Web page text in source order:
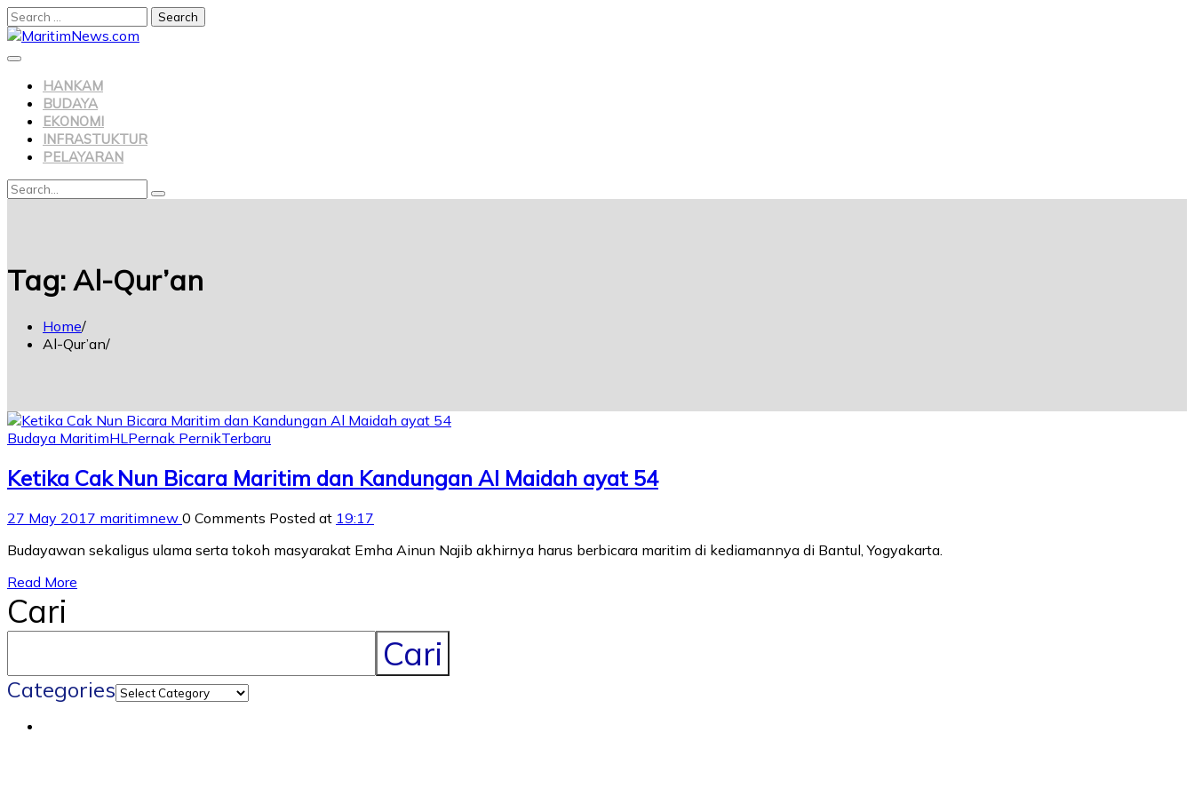
HANKAM
BUDAYA
EKONOMI
INFRASTUKTUR
PELAYARAN
Tag: Al-Qur’an
Home
Al-Qur’an
Budaya MaritimHL Pernak PernikTerbaru
Ketika Cak Nun Bicara Maritim dan Kandungan Al Maidah ayat 54
27 May 2017 maritimnew 0 Comments Posted at 19:17
Budayawan sekaligus ulama serta tokoh masyarakat Emha Ainun Najib akhirnya harus berbicara maritim di kediamannya di Bantul, Yogyakarta.
Read More
Cari
Cari
Categories